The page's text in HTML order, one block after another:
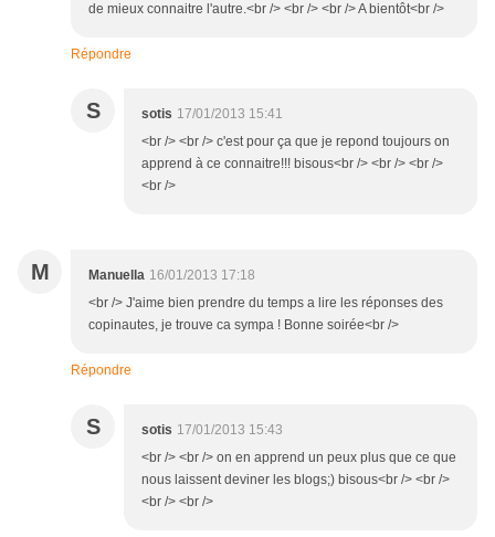
de mieux connaitre l'autre.<br /> <br /> <br /> A bientôt<br />
Répondre
S sotis 17/01/2013 15:41
<br /> <br /> c'est pour ça que je repond toujours on
apprend à ce connaitre!!! bisous<br /> <br /> <br />
<br />
M Manuella 16/01/2013 17:18
<br /> J'aime bien prendre du temps a lire les réponses des
copinautes, je trouve ca sympa ! Bonne soirée<br />
Répondre
S sotis 17/01/2013 15:43
<br /> <br /> on en apprend un peux plus que ce que
nous laissent deviner les blogs;) bisous<br /> <br />
<br /> <br />